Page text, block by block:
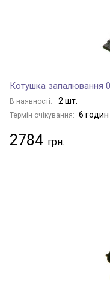
Котушка запалювання
В наявності: 2 шт.
Термін очікування: 6 годин
2784